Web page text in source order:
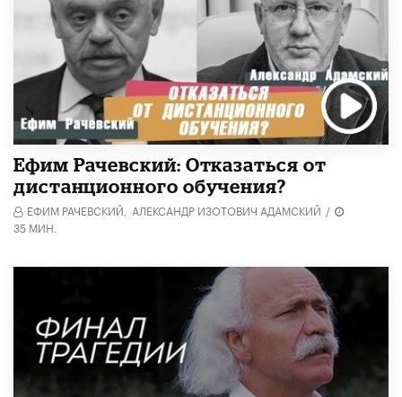
Ефим Рачевский: Отказаться от
дистанционного обучения?
ЕФИМ РАЧЕВСКИЙ, АЛЕКСАНДР ИЗОТОВИЧ АДАМСКИЙ /
35 МИН.